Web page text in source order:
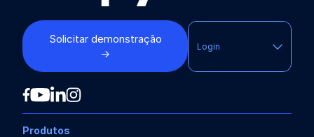
Solicitar demonstração
→
Login
Produtos